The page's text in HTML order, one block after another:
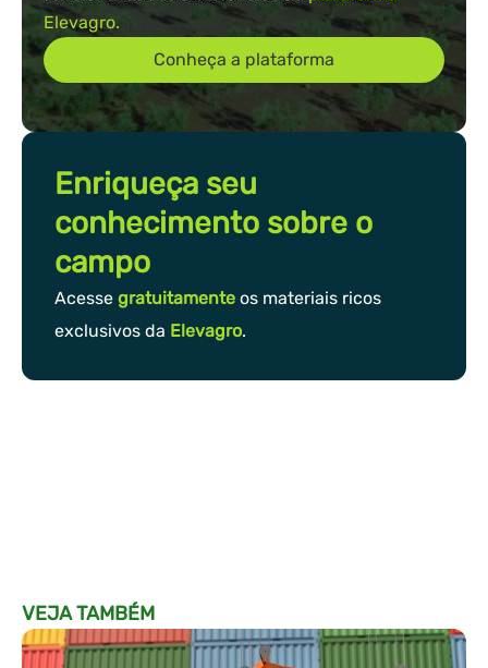
Elevagro.
Conheça a plataforma
Enriqueça seu
conhecimento sobre o
campo
Acesse gratuitamente os materiais ricos
exclusivos da Elevagro.
VEJA TAMBÉM